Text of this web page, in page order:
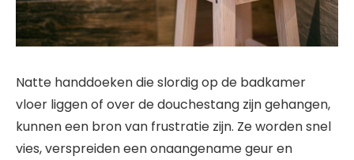
Natte handdoeken die slordig op de badkamer
vloer liggen of over de douchestang zijn gehangen,
kunnen een bron van frustratie zijn. Ze worden snel
vies, verspreiden een onaangename geur en